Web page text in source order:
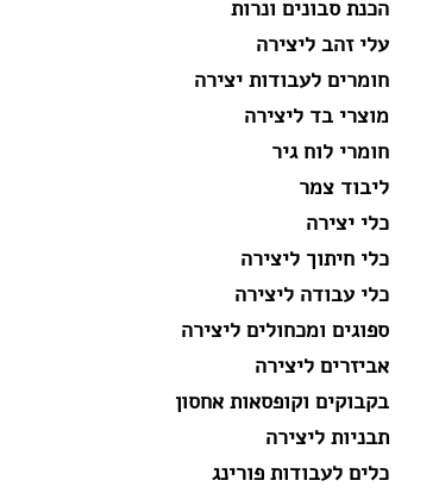
הכנת סבונים ונרות
עלי זהב ליצירה
חומרים לעבודות יצירה
מוצרי בד ליצירה
חומרי לוח גיר
ליבוד צמר
כלי יצירה
כלי חיתוך ליצירה
כלי עבודה ליצירה
ספוגים ומכחולים ליצירה
אביזרים ליצירה
בקבוקים וקופסאות אחסון
תבניות ליצירה
כלים לעבודות פורינג